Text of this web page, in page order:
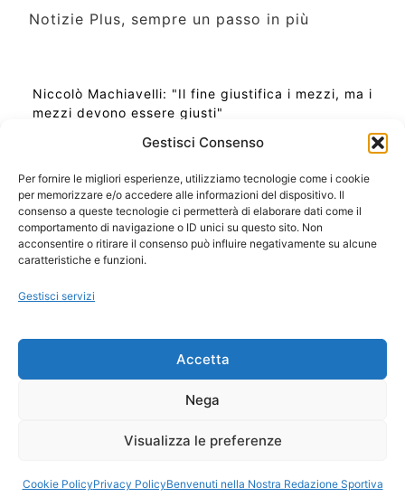
Gestisci Consenso
Per fornire le migliori esperienze, utilizziamo tecnologie come i cookie
per memorizzare e/o accedere alle informazioni del dispositivo. Il
consenso a queste tecnologie ci permetterà di elaborare dati come il
comportamento di navigazione o ID unici su questo sito. Non
acconsentire o ritirare il consenso può influire negativamente su alcune
caratteristiche e funzioni.
Gestisci servizi
Accetta
Nega
Visualizza le preferenze
Cookie PolicyPrivacy PolicyBenvenuti nella Nostra Redazione Sportiva
Notizie Plus, sempre un passo in più
Niccolò Machiavelli: "Il fine giustifica i mezzi, ma i
mezzi devono essere giusti"
Ora Esatta in Italia in questo momento
Ti Senti Strano Ultimamente? Potrebbe Essere per
la Risonanza di Schumann
Come Sapere Se Stai Ascendendo alla Quinta
Copyright 2026 NotiziePlus.com
📰 Contenuto Umano Verificato
Privacy Coockie
Pubblicità